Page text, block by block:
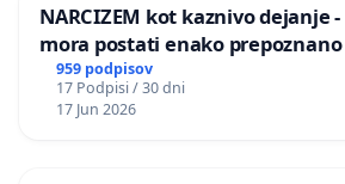
NARCIZEM kot kaznivo dejanje
mora postati enako
nasilje
959 podpisov
17 Podpisi / 30 dni
17 Jun 2026